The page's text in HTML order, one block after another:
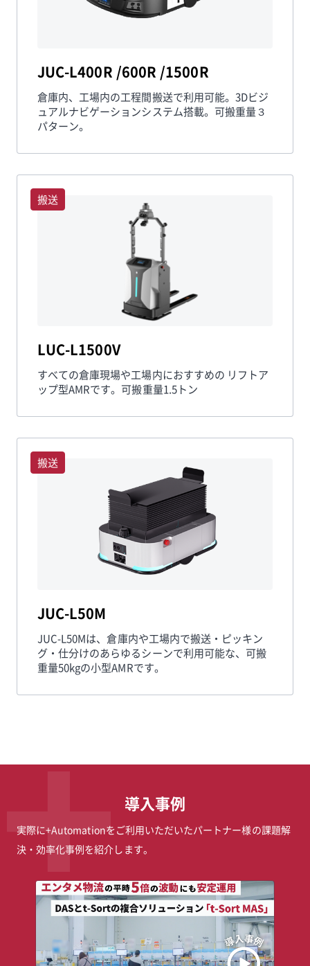
JUC-L400R /600R /1500R
倉庫内、工場内の工程間搬送で利用可能。3Dビジ
ュアルナビゲーションシステム搭載。可搬重量３
パターン。
搬送
LUC-L1500V
すべての倉庫現場や工場内におすすめの リフトア
ップ型AMRです。可搬重量1.5トン
搬送
JUC-L50M
JUC-L50Mは、倉庫内や工場内で搬送・ピッキン
グ・仕分けのあらゆるシーンで利用可能な、可搬
重量50kgの小型AMRです。
導入事例
実際に+Automationをご利用いただいたパートナー様の課題解
決・効率化事例を紹介します。